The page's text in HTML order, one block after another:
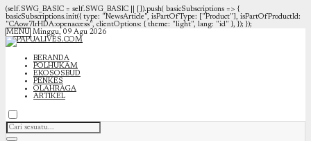
(self.SWG_BASIC = self.SWG_BASIC || []).push( basicSubscriptions => {
basicSubscriptions.init({ type: "NewsArticle", isPartOfType: ["Product"], isPartOfProductId:
"CAow7IrHDA:openaccess", clientOptions: { theme: "light", lang: "id" }, }); });
MENU Minggu, 09 Agu 2026
BERANDA
POLHUKAM
EKOSOSBUD
PENKES
OLAHRAGA
ARTIKEL